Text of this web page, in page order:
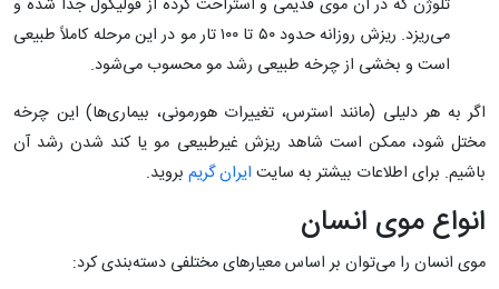
می‌ریزد. ریزش روزانه حدود ۵۰ تا ۱۰۰ تار مو در این مرحله کاملاً طبیعی
است و بخشی از چرخه طبیعی رشد مو محسوب می‌شود.
اگر به هر دلیلی (مانند استرس، تغییرات هورمونی، بیماری‌ها) این چرخه
مختل شود، ممکن است شاهد ریزش غیرطبیعی مو یا کند شدن رشد آن
باشیم. برای اطلاعات بیشتر به سایت ایران گریم بروید.
انواع موی انسان
موی انسان را می‌توان بر اساس معیارهای مختلفی دسته‌بندی کرد: